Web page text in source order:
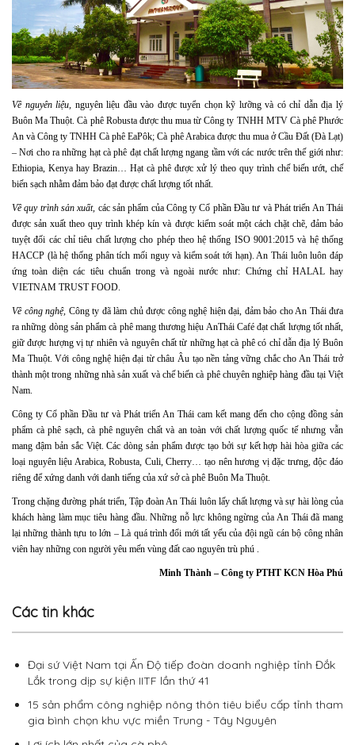
Về nguyên liệu, nguyên liệu đầu vào được tuyển chọn kỹ lưỡng và có chỉ dẫn địa lý
Buôn Ma Thuột. Cà phê Robusta được thu mua từ Công ty TNHH MTV Cà phê Phước
An và Công ty TNHH Cà phê EaPôk; Cà phê Arabica được thu mua ở Cầu Đất (Đà Lạt)
– Nơi cho ra những hạt cà phê đạt chất lượng ngang tầm với các nước trên thế giới như:
Ethiopia, Kenya hay Brazin… Hạt cà phê được xử lý theo quy trình chế biến ướt, chế
biến sạch nhằm đảm bảo đạt được chất lượng tốt nhất.
Về quy trình sản xuất, các sản phẩm của Công ty Cổ phần Đầu tư và Phát triển An Thái
được sản xuất theo quy trình khép kín và được kiểm soát một cách chặt chẽ, đảm bảo
tuyệt đối các chỉ tiêu chất lượng cho phép theo hệ thống ISO 9001:2015 và hệ thống
HACCP (là hệ thống phân tích mối nguy và kiểm soát tới hạn). An Thái luôn luôn đáp
ứng toàn diện các tiêu chuẩn trong và ngoài nước như: Chứng chỉ HALAL hay
VIETNAM TRUST FOOD.
Về công nghệ, Công ty đã làm chủ được công nghệ hiện đại, đảm bảo cho An Thái đưa
ra những dòng sản phẩm cà phê mang thương hiệu AnThái Café đạt chất lượng tốt nhất,
giữ được hượng vị tự nhiên và nguyên chất từ những hạt cà phê có chỉ dẫn địa lý Buôn
Ma Thuột. Với công nghệ hiện đại từ châu Âu tạo nền tảng vững chắc cho An Thái trở
thành một trong những nhà sản xuất và chế biến cà phê chuyên nghiệp hàng đầu tại Việt
Nam.
Công ty Cổ phần Đầu tư và Phát triển An Thái cam kết mang đến cho cộng đồng sản
phẩm cà phê sạch, cà phê nguyên chất và an toàn với chất lượng quốc tế nhưng vẫn
mang đậm bản sắc Việt. Các dòng sản phẩm được tạo bởi sự kết hợp hài hòa giữa các
loại nguyên liệu Arabica, Robusta, Culi, Cherry… tạo nên hương vị đặc trưng, độc đáo
riêng để xứng danh với danh tiếng của xứ sở cà phê Buôn Ma Thuột.
Trong chặng đường phát triển, Tập đoàn An Thái luôn lấy chất lượng và sự hài lòng của
khách hàng làm mục tiêu hàng đầu. Những nỗ lực không ngừng của An Thái đã mang
lại những thành tựu to lớn – Là quá trình đổi mới tất yếu của đội ngũ cán bộ công nhân
viên hay những con người yêu mến vùng đất cao nguyên trù phú .
Minh Thành – Công ty PTHT KCN Hòa Phú
Các tin khác
Đại sứ Việt Nam tại Ấn Độ tiếp đoàn doanh nghiệp tỉnh Đắk
Lắk trong dịp sự kiện IITF lần thứ 41
15 sản phẩm công nghiệp nông thôn tiêu biểu cấp tỉnh tham
gia bình chọn khu vực miền Trung - Tây Nguyên